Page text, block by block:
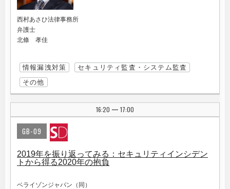
西村あさひ法律事務所
弁護士
北條 孝佳
情報漏洩対策
セキュリティ監査・システム監査
その他
16:20 | 17:00
GB-09
2019年を振り返ってみる：セキュリティインシデン
トから得る2020年の抱負
ベライゾンジャパン（同）